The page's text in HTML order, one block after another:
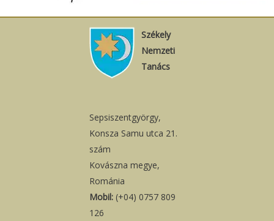
Székely
Nemzeti
Tanács
Sepsiszentgyörgy,
Konsza Samu utca 21.
szám
Kovászna megye,
Románia
Mobil: (+04) 0757 809
126